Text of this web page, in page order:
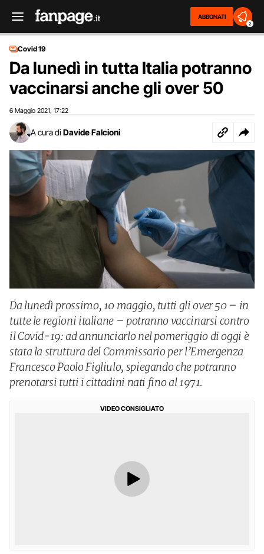
ABBONATI
2
Covid 19
Da lunedì in tutta Italia potranno
vaccinarsi anche gli over 50
6 Maggio 2021 17:22
A cura di Davide Falcioni
Da lunedì prossimo, 10 maggio, tutti gli over 50 – in
tutte le regioni italiane – potranno vaccinarsi contro
il Covid-19: ad annunciarlo nel pomeriggio di oggi è
stata la struttura del Commissario per l’Emergenza
Francesco Paolo Figliulo, spiegando che potranno
prenotarsi tutti i cittadini nati fino al 1971.
VIDEO CONSIGLIATO